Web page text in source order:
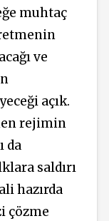
muhtaç
ve
açık.
rejimin
da
saldırı
hazırda
çözme